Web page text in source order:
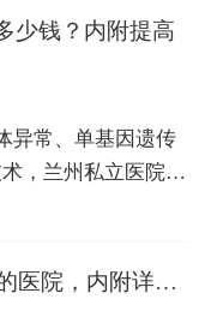
少钱？内附提高
异常、单基因遗传
，兰州私立医院凭
家庭的选择。202
医院，内附详细